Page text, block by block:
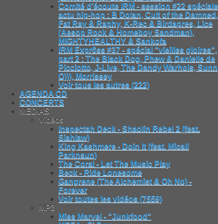
Comité d’écoute IRM - session #22 spéciale
actu hip-hop : B Dolan, Cult of the Damned,
Fat Ray & Raphy, K-Rec & Birdapres, Lice
(Aesop Rock & Homeboy Sandman),
MIGHTYHEALTHY & Sankofa
IRM Expr6ss #37 - spécial "vieilles gloires",
part 2 : The Black Dog, Phew & Danielle de
Picciotto, J-Live, The Dandy Warhols, Sunn
O))), Morrissey
Voir tous les autres (222)
AGENDA CD
CONCERTS
MEDIAS
Vidéos
Inspectah Deck - Shaolin Rebel 2 (feat.
Siahlaw)
King Kashmere - Doin It (feat. Micall
Parknsun)
The Coral - Let The Music Play
Beck - Ride Lonesome
Gangrene (The Alchemist & Oh No) -
Forever
Voir toutes les vidéos (7559)
MP3
Miss Marvel - "Junkfood"